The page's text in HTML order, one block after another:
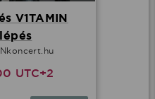
V1TAMIN
UTC+2